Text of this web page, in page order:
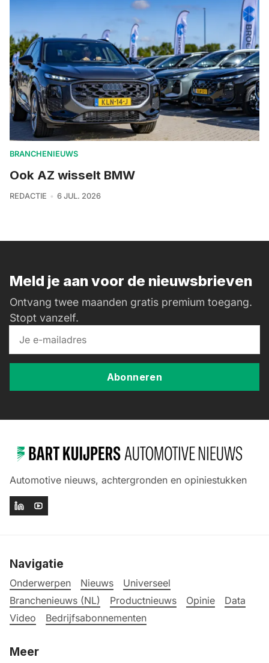
BRANCHENIEUWS
Ook AZ wisselt BMW
REDACTIE 6 JUL. 2026
Meld je aan voor de nieuwsbrieven
Ontvang twee maanden gratis premium toegang.
Stopt vanzelf.
Abonneren
Automotive nieuws, achtergronden en opiniestukken
Navigatie
Onderwerpen Nieuws
Universeel
Branchenieuws (NL)
Productnieuws Opinie
Data
Video
Bedrijfsabonnementen
Meer